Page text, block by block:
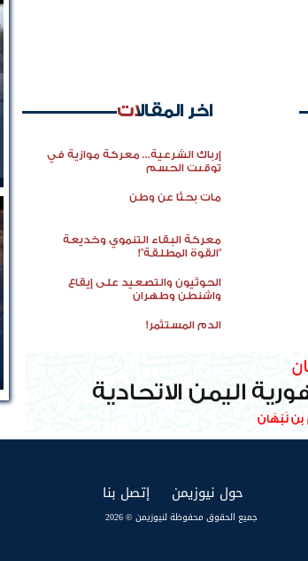
اخر المقالات
إرباك الشرعية... معركة موازية في
توقيت الحسم
مات بحثًا عن وطن
معركة البقاء التنموي وخديعة
"القوة المطلقة"!
الحوثيون والتصعيد على إيقاع
واشنطن وطهران
الدم المستثمر!
حول نيوزيمن إتصل بنا
جميع الحقوق محفوظة لنيوزيمن © 2026